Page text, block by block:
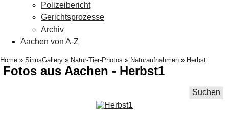
Polizeibericht
Gerichtsprozesse
Archiv
Aachen von A-Z
Home » SiriusGallery » Natur-Tier-Photos » Naturaufnahmen » Herbst
Fotos aus Aachen - Herbst1
Suchen